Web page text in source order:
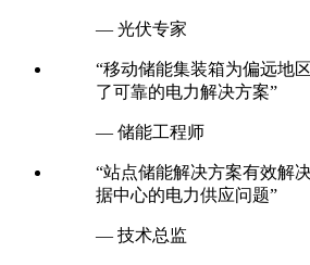
— 光伏专家
“移动储能集装箱为偏远地
了可靠的电力解决方案”
— 储能工程师
“站点储能解决方案有效解
据中心的电力供应问题”
— 技术总监